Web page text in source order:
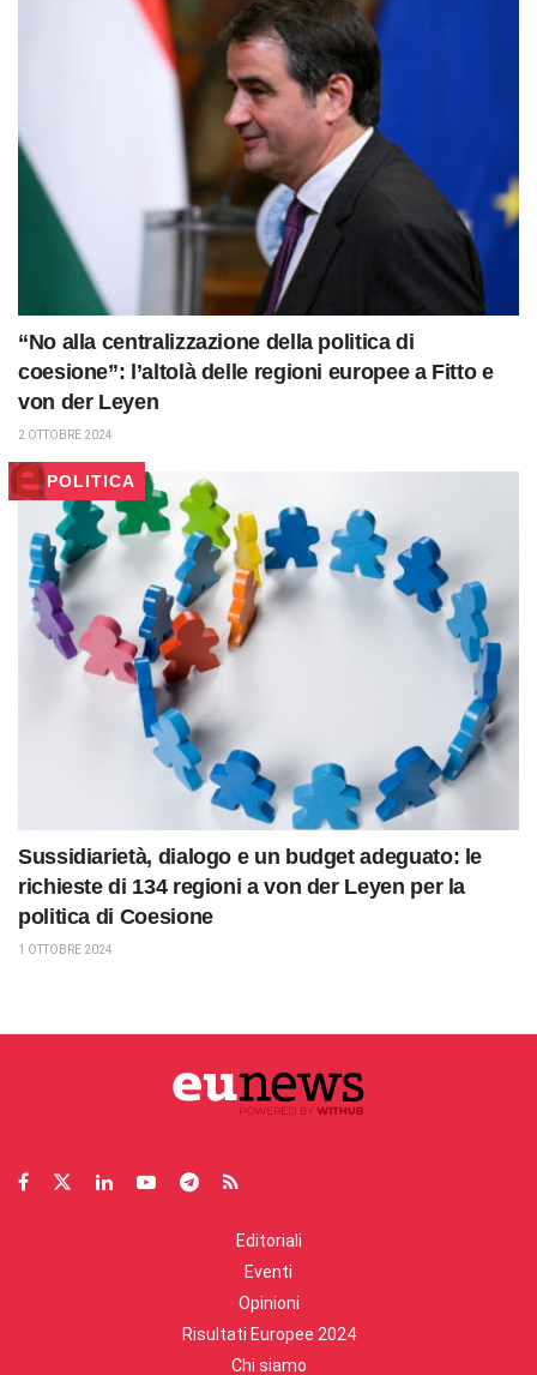
“No alla centralizzazione della politica di
coesione”: l’altolà delle regioni europee a Fitto e
von der Leyen
2 OTTOBRE 2024
POLITICA
Sussidiarietà, dialogo e un budget adeguato: le
richieste di 134 regioni a von der Leyen per la
politica di Coesione
1 OTTOBRE 2024
Editoriali
Eventi
Opinioni
Risultati Europee 2024
Chi siamo